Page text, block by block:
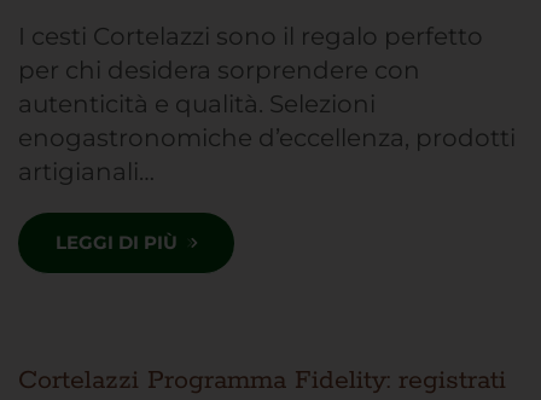
I cesti Cortelazzi sono il regalo perfetto
per chi desidera sorprendere con
autenticità e qualità. Selezioni
enogastronomiche d’eccellenza, prodotti
artigianali…
LEGGI DI PIÙ
Cortelazzi Programma Fidelity: registrati